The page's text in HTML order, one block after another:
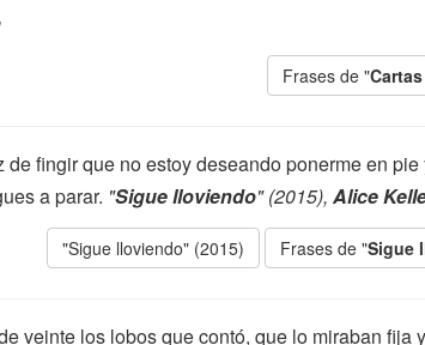
Frases de "
de fingir que no estoy deseando ponerme en
a parar. "Sigue lloviendo" (2015), Alice
"Sigue lloviendo" (2015) Frases de "Sigue
veinte los lobos que contó, que lo miraban fija